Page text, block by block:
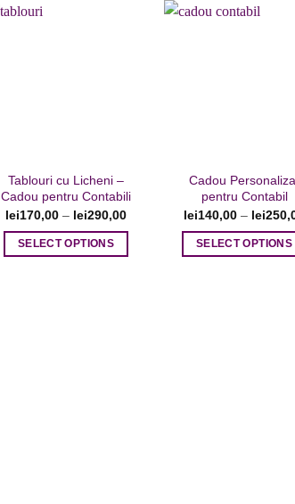
Tablouri cu Licheni –
Cadou pentru Contabili
lei170,00 – lei290,00
SELECT OPTIONS
Cadou
pentru Contabil
lei140,00 – lei
SELECT OPTIONS